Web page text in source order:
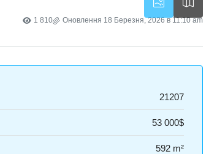
1 810 Оновлення 18 Березня, 2026 в 11:10 am
21207
53 000$
592 m²